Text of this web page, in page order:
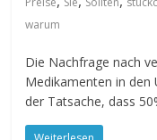
warum
Die Nachfrage nach
Medikamenten in den
der Tatsache, dass